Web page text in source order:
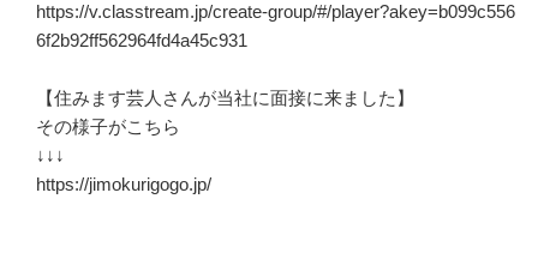
https://v.classtream.jp/create-group/#/player?akey=b099c556
6f2b92ff562964fd4a45c931
【住みます芸人さんが当社に面接に来ました】
その様子がこちら
↓↓↓
https://jimokurigogo.jp/